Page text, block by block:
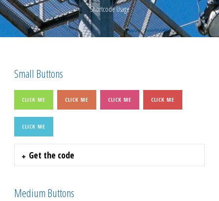
Shortcode Usage
Small Buttons
CLICK ME CLICK ME CLICK ME CLICK ME
CLICK ME
Get the code
Medium Buttons